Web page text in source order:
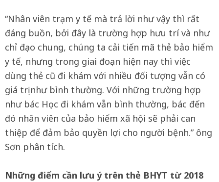
“Nhân viên trạm y tế mà trả lời như vậy thì rất
đáng buồn, bởi đây là trường hợp hưu trí và như
chỉ đạo chung, chúng ta cải tiến mã thẻ bảo hiểm
y tế, nhưng trong giai đoạn hiện nay thì việc
dùng thẻ cũ đi khám với nhiều đối tượng vẫn có
giá trị như bình thường. Với những trường hợp
như bác Học đi khám vẫn bình thường, bác đến
đó nhân viên của bảo hiểm xã hội sẽ phải can
thiệp để đảm bảo quyền lợi cho người bệnh.” ông
Sơn phân tích.
Những điểm cần lưu ý trên thẻ BHYT từ 2018